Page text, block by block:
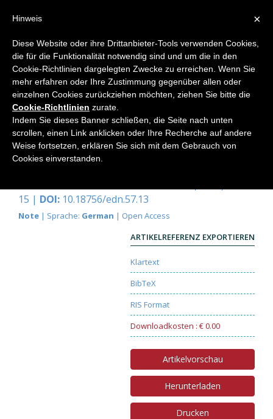
Home
Wirbelströmung und
Zentrifugenströmung, ein
Vergleich
15 | DOI: 10.18756/edn.57.13
Note | Sprache: German | Open Access
ARTIKELREFERENZ EXPORTIEREN
Klartext
BibTeX
RIS Format
Downloadkosten : € 0.00
Artikelvorschau
Herunterladen
Drucken
×
Hinweis
Diese Website oder ihre Drittanbieter-Tools verwenden Cookies,
die für die Funktionalität notwendig sind und um die in den
Cookie-Richtlinien dargelegten Zwecke zu erreichen. Wenn Sie
mehr erfahren oder Ihre Zustimmung gegenüber allen oder
einzelnen Cookies zurückziehen möchten, ziehen Sie bitte die
Cookie-Richtlinien zurate.
Indem Sie dieses Banner schließen, die Seite nach unten
scrollen, einen Link anklicken oder Ihre Recherche auf andere
Weise fortsetzen, erklären Sie sich mit dem Gebrauch von
Cookies einverstanden.